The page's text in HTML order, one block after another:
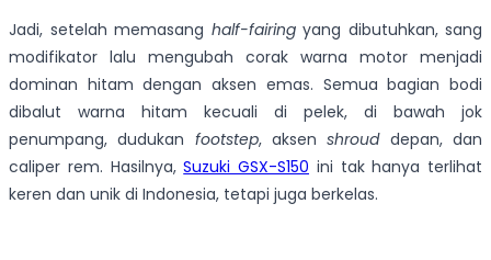
Jadi, setelah memasang half-fairingyang dibutuhkan, sang
modifikator lalu mengubah corak warna motor menjadi
dominan hitam dengan aksen emas. Semua bagian bodi
dibalut warna hitam kecuali di pelek, di bawah jok
penumpang, dudukan footstep, aksenshrouddepan, dan
caliper rem. Hasilnya,Suzuki GSX-S150 ini tak hanya terlihat
keren dan unik di Indonesia, tetapi juga berkelas.